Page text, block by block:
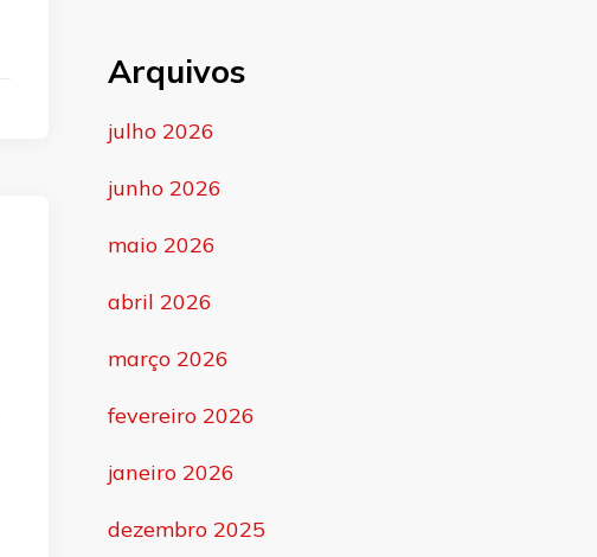
Arquivos
julho 2026
junho 2026
maio 2026
abril 2026
março 2026
fevereiro 2026
janeiro 2026
dezembro 2025